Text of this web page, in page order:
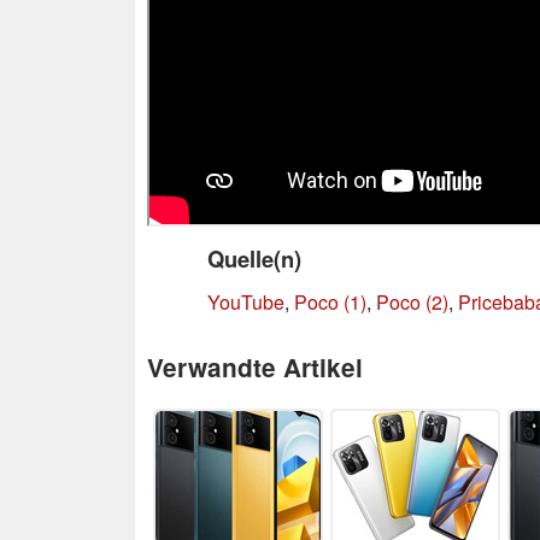
Quelle(n)
YouTube, Poco (1), Poco (2),
Verwandte Artikel